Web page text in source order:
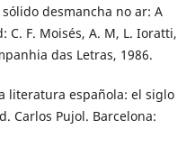
desmancha no ar: A
F. Moisés, A. M, L. Ioratti,
das Letras, 1986.
literatura española: el siglo
Carlos Pujol. Barcelona: